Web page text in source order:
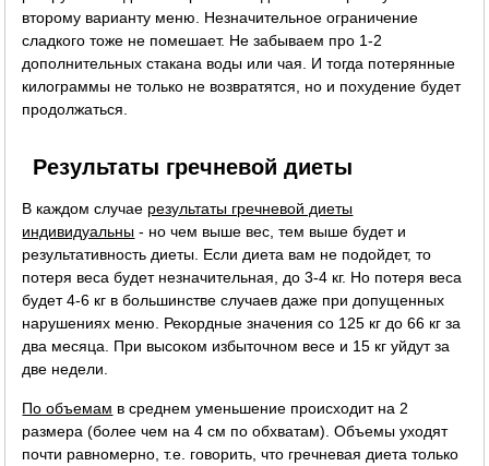
второму варианту меню. Незначительное ограничение
сладкого тоже не помешает. Не забываем про 1-2
дополнительных стакана воды или чая. И тогда потерянные
килограммы не только не возвратятся, но и похудение будет
продолжаться.
Результаты гречневой диеты
В каждом случае результаты гречневой диеты
индивидуальны - но чем выше вес, тем выше будет и
результативность диеты. Если диета вам не подойдет, то
потеря веса будет незначительная, до 3-4 кг. Но потеря веса
будет 4-6 кг в большинстве случаев даже при допущенных
нарушениях меню. Рекордные значения со 125 кг до 66 кг за
два месяца. При высоком избыточном весе и 15 кг уйдут за
две недели.
По объемам в среднем уменьшение происходит на 2
размера (более чем на 4 см по обхватам). Объемы уходят
почти равномерно, т.е. говорить, что гречневая диета только